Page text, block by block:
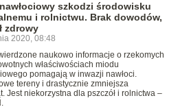
szkodzi środowisku
i rolnictwu. Brak dowodów,
zdrowy
2020, 08:48
naukowo informacje o rzekomych
właściwościach miodu
pomagają w inwazji nawłoci.
tereny i drastycznie zmniejsza
Jest niekorzystna dla pszczół i rolnictwa –